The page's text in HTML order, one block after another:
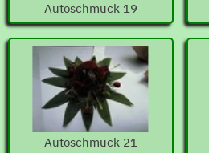
Autoschmuck 19
Autoschmuck 21